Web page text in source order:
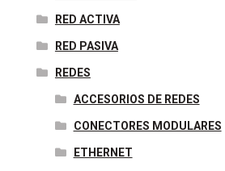
RED ACTIVA
RED PASIVA
REDES
ACCESORIOS DE REDES
CONECTORES MODULARES
ETHERNET